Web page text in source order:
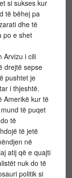
si sukses kur
të bëhej pa
dhe të
po e shet
Arvizu i cili
drejtë sepse
pushtet je
i thjeshtë.
Amerikë kur të
të puqet
të
të jetë
në
atij që e quajti
nuk do të
politik si